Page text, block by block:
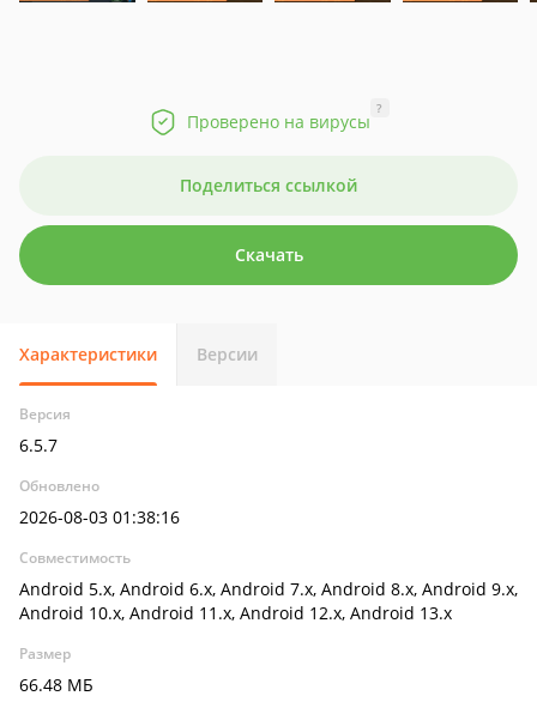
Проверено на вирусы
?
Поделиться ссылкой
Скачать
Характеристики Версии
Версия
6.5.7
Обновлено
2026-08-03 01:38:16
Совместимость
Android 5.x, Android 6.x, Android 7.x, Android 8.x, Android 9.x,
Android 10.x, Android 11.x, Android 12.x, Android 13.x
Размер
66.48 МБ